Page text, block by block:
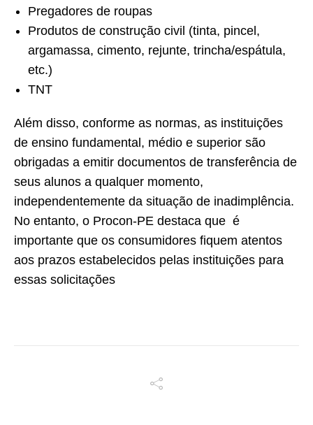
Pregadores de roupas
Produtos de construção civil (tinta, pincel,
argamassa, cimento, rejunte, trincha/espátula,
etc.)
TNT
Além disso, conforme as normas, as instituições
de ensino fundamental, médio e superior são
obrigadas a emitir documentos de transferência de
seus alunos a qualquer momento,
independentemente da situação de inadimplência.
No entanto, o Procon-PE destaca que é
importante que os consumidores fiquem atentos
aos prazos estabelecidos pelas instituições para
essas solicitações